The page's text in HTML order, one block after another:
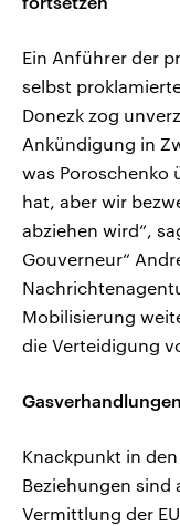
Ein Anführer der
selbst
Donezk zog
Ankündigung in
was Poroschenko
hat, aber wir
abziehen wird“,
Gouverneur“
Mobilisierung
die Verteidigung
Knackpunkt in
Beziehungen sind
Vermittlung der